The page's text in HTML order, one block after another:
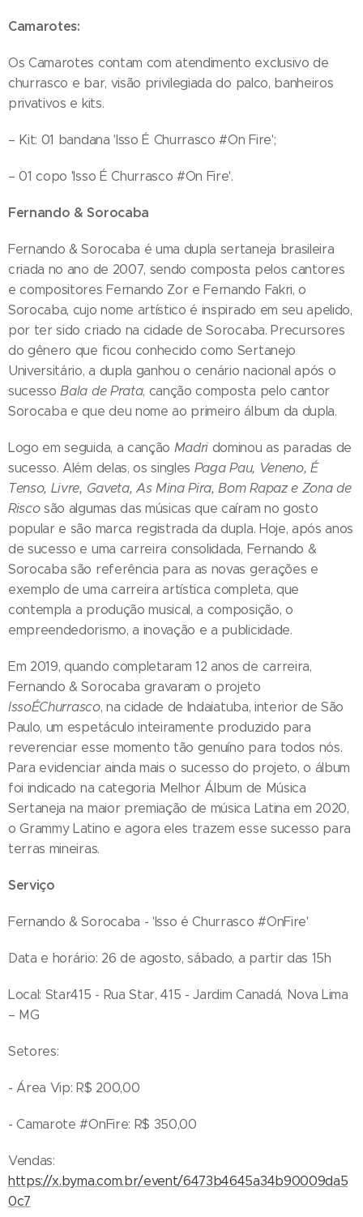
Camarotes:
Os Camarotes contam com atendimento exclusivo de
churrasco e bar, visão privilegiada do palco, banheiros
privativos e kits.
– Kit: 01 bandana 'Isso É Churrasco #On Fire';
– 01 copo 'Isso É Churrasco #On Fire'.
Fernando & Sorocaba
Fernando & Sorocaba é uma dupla sertaneja brasileira
criada no ano de 2007, sendo composta pelos cantores
e compositores Fernando Zor e Fernando Fakri, o
Sorocaba, cujo nome artístico é inspirado em seu apelido,
por ter sido criado na cidade de Sorocaba. Precursores
do gênero que ficou conhecido como Sertanejo
Universitário, a dupla ganhou o cenário nacional após o
sucessoBala de Prata, canção composta pelo cantor
Sorocaba e que deu nome ao primeiro álbum da dupla.
Logo em seguida, a canção Madri dominou as paradas de
sucesso. Além delas, os singles Paga Pau, Veneno,É
Tenso, Livre, Gaveta, As Mina Pira, Bom RapazeZona de
Riscosão algumas das músicas que caíram no gosto
popular e são marca registrada da dupla. Hoje, após anos
de sucesso e uma carreira consolidada, Fernando &
Sorocaba são referência para as novas gerações e
exemplo de uma carreira artística completa, que
contempla a produção musical, a composição, o
empreendedorismo, a inovação e a publicidade.
Em 2019, quando completaram 12 anos de carreira,
Fernando & Sorocaba gravaram o projeto
IssoÉChurrasco, na cidade de Indaiatuba, interior de São
Paulo, um espetáculo inteiramente produzido para
reverenciar esse momento tão genuíno para todos nós.
Para evidenciar ainda mais o sucesso do projeto, o álbum
foi indicado na categoria Melhor Álbum de Música
Sertaneja na maior premiação de música Latina em 2020,
o Grammy Latino e agora eles trazem esse sucesso para
terras mineiras.
Serviço
Fernando & Sorocaba - 'Isso é Churrasco #OnFire'
Data e horário: 26 de agosto, sábado, a partir das 15h
Local: Star415 - Rua Star, 415 - Jardim Canadá, Nova Lima
– MG
Setores:
- Área Vip: R$ 200,00
- Camarote #OnFire: R$ 350,00
Vendas:
https://x.byma.com.br/event/6473b4645a34b90009da5
0c7